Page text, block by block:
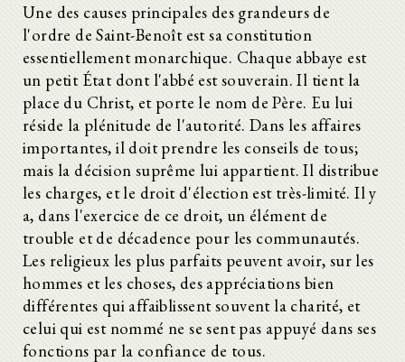
Une des causes principales des grandeurs de
l'ordre de Saint-Benoît est sa constitution
essentiellement monarchique. Chaque abbaye est
un petit État dont l'abbé est souverain. Il tient la
place du Christ, et porte le nom de Père. Eu lui
réside la plénitude de l'autorité. Dans les affaires
importantes, il doit prendre les conseils de tous;
mais la décision suprême lui appartient. Il distribue
les charges, et le droit d'élection est très-limité. Il y
a, dans l'exercice de ce droit, un élément de
trouble et de décadence pour les communautés.
Les religieux les plus parfaits peuvent avoir, sur les
hommes et les choses, des appréciations bien
différentes qui affaiblissent souvent la charité, et
celui qui est nommé ne se sent pas appuyé dans ses
fonctions par la confiance de tous.